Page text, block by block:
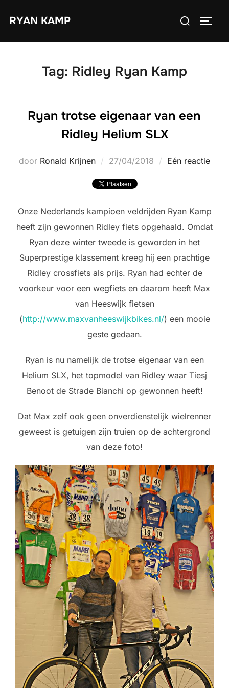
naarRYAN KAMP
Zoek
Tag: Ridley Ryan Kamp
Ryan trotse eigenaar van een
Ridley Helium SLX
door Ronald Krijnen
Geplaatst
27/04/2018 Eén reactie
Onze Nederlands kampioen veldrijden Ryan Kamp
heeft zijn gewonnen Ridley fiets opgehaald. Omdat
Ryan deze winter tweede is geworden in het
Superprestige klassement kreeg hij een prachtige
Ridley crossfiets als prijs. Ryan had echter de
voorkeur voor een wegfiets en daarom heeft Max
van Heeswijk fietsen
(http://www.maxvanheeswijkbikes.nl/) een mooie
geste gedaan.
Ryan is nu namelijk de trotse eigenaar van een
Helium SLX, het topmodel van Ridley waar Tiesj
Benoot de Strade Bianchi op gewonnen heeft!
Dat Max zelf ook geen onverdienstelijk wielrenner
geweest is getuigen zijn truien op de achtergrond
van deze foto!